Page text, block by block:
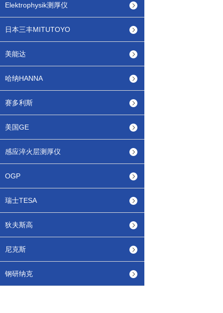
Elektrophysik测厚仪
日本三丰MITUTOYO
美能达
哈纳HANNA
赛多利斯
美国GE
感应淬火层测厚仪
OGP
瑞士TESA
狄夫斯高
尼克斯
钢研纳克